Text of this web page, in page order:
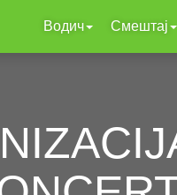
Водич Смештај